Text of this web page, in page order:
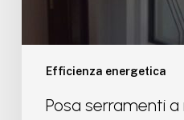
Efficienza energetica
Posa serramenti a